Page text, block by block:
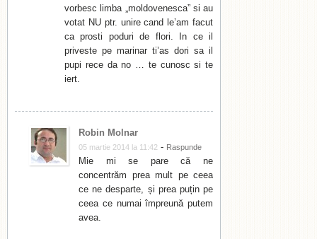
vorbesc limba „moldovenesca” si au
votat NU ptr. unire cand le’am facut
ca prosti poduri de flori. In ce il
priveste pe marinar ti’as dori sa il
pupi rece da no … te cunosc si te
iert.
Robin Molnar
05 martie 2014 la 11:42 - Raspunde
Mie mi se pare că ne
concentrăm prea mult pe ceea
ce ne desparte, și prea puțin pe
ceea ce numai împreună putem
avea.